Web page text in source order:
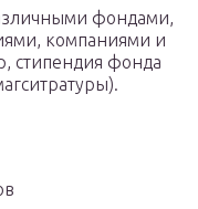
фондами,
компаниями и
стипендия фонда